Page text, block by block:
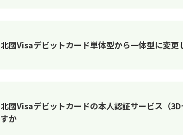
北國Visaデビットカード単体型から一体型に変更
北國Visaデビットカードの本人認証サービス（
すか